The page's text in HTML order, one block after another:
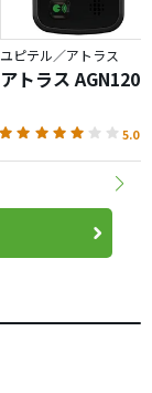
ユピテル／アトラス
アトラス AGN1200
5.0